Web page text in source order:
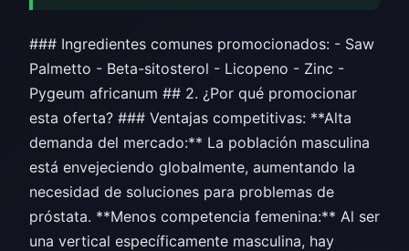
### Ingredientes comunes promocionados: - Saw
Palmetto - Beta-sitosterol - Licopeno - Zinc -
Pygeum africanum ## 2. ¿Por qué promocionar
esta oferta? ### Ventajas competitivas: **Alta
demanda del mercado:** La población masculina
está envejeciendo globalmente, aumentando la
necesidad de soluciones para problemas de
próstata. **Menos competencia femenina:** Al ser
una vertical específicamente masculina, hay